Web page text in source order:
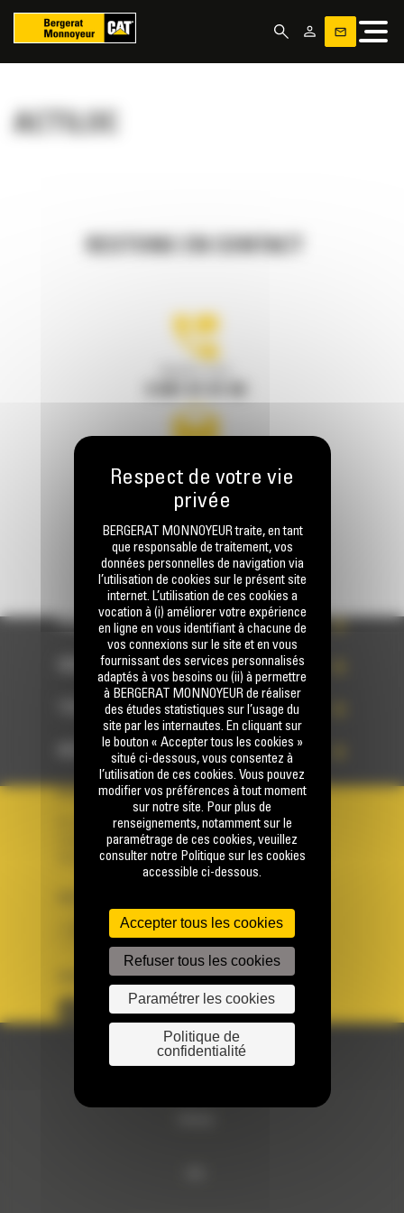
ACTILOC
RESTONS EN CONTACT
ENVOYER LA DEMANDE
PRODUITS
SERVICES
TECHNOLOGIES
ACCÈS RAPIDES
VOTRE COMPTE
Se connecter
Créer un compte
Votre avez besoin d'assistance avec votre compte ?
BM FRANCE
SUIVEZ-NOUS
© 2024 Bergerat-Monnoyeur
Panneau de gestion des cookies
BERGERAT MONNOYEUR traite, en tant
que responsable de traitement, vos
données personnelles de navigation via
l’utilisation de cookies sur le présent site
internet. L’utilisation de ces cookies a
vocation à (i) améliorer votre expérience
en ligne en vous identifiant à chacune de
vos connexions sur le site et en vous
fournissant des services personnalisés
adaptés à vos besoins ou (ii) à permettre
à BERGERAT MONNOYEUR de réaliser
des études statistiques sur l’usage du
site par les internautes. En cliquant sur
le bouton « Accepter tous les cookies »
situé ci-dessous, vous consentez à
l’utilisation de ces cookies. Vous pouvez
modifier vos préférences à tout moment
sur notre site. Pour plus de
renseignements, notamment sur le
paramétrage de ces cookies, veuillez
consulter notre Politique sur les cookies
accessible ci-dessous.
Accepter tous les cookies
Refuser tous les cookies
Paramétrer les cookies
Politique de
confidentialité